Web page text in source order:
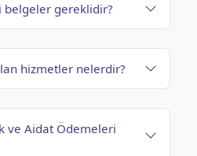
belgeler gereklidir?
hizmetler nelerdir?
ve Aidat Ödemeleri